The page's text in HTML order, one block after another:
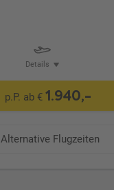
Details
p.P. ab €1.940,-
Alternative Flugzeiten